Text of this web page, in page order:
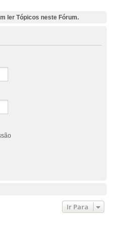
ler Tópicos neste Fórum.
Ir Para